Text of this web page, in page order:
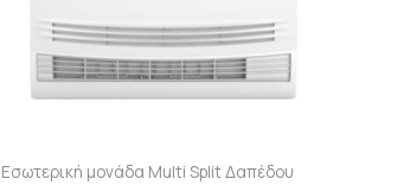
Εσωτερική μονάδα Multi Split Δαπέδου